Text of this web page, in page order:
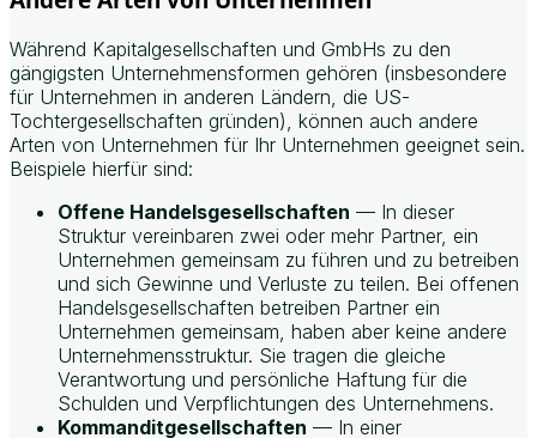
Während Kapitalgesellschaften und GmbHs zu den
gängigsten Unternehmensformen gehören (insbesondere
für Unternehmen in anderen Ländern, die US-
Tochtergesellschaften gründen), können auch andere
Arten von Unternehmen für Ihr Unternehmen geeignet sein.
Beispiele hierfür sind:
Offene Handelsgesellschaften — In dieser
Struktur vereinbaren zwei oder mehr Partner, ein
Unternehmen gemeinsam zu führen und zu betreiben
und sich Gewinne und Verluste zu teilen. Bei offenen
Handelsgesellschaften betreiben Partner ein
Unternehmen gemeinsam, haben aber keine andere
Unternehmensstruktur. Sie tragen die gleiche
Verantwortung und persönliche Haftung für die
Schulden und Verpflichtungen des Unternehmens.
Kommanditgesellschaften — In einer